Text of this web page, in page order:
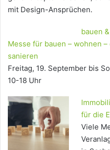
mit Design-Ansprüchen.
bauen
Messe für bauen – wohnen
sanieren
Freitag, 19. September bis
10-18 Uhr
für die
Viele